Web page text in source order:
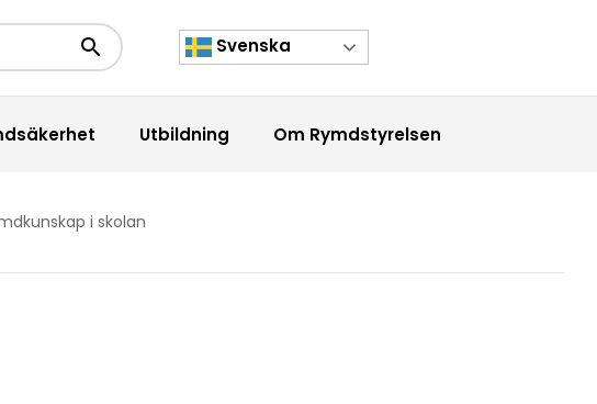
Sökknapp Svenska
Utbildning Om Rymdstyrelsen
i skolan